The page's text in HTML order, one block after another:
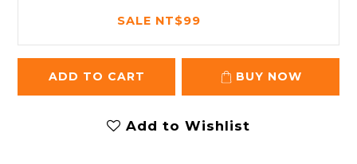
SALE NT$99
ADD TO CART BUY NOW
Add to Wishlist